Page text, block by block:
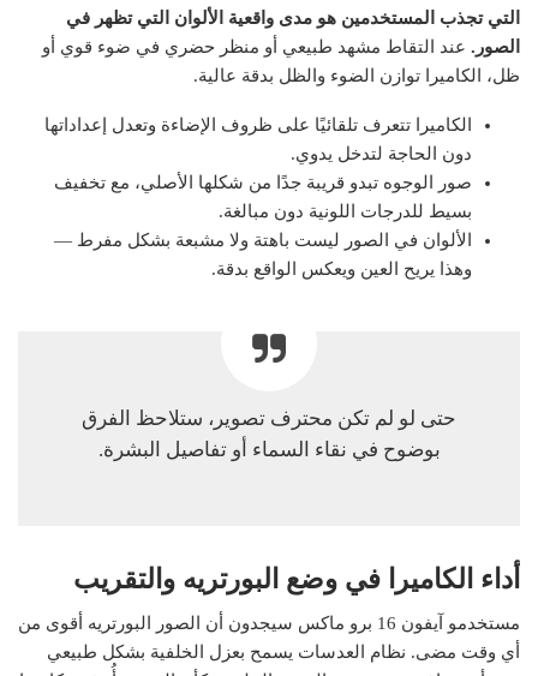
التي تجذب المستخدمين هو مدى واقعية الألوان التي تظهر في
الصور. عند التقاط مشهد طبيعي أو منظر حضري في ضوء قوي أو
ظل، الكاميرا توازن الضوء والظل بدقة عالية.
الكاميرا تتعرف تلقائيًا على ظروف الإضاءة وتعدل إعداداتها
دون الحاجة لتدخل يدوي.
صور الوجوه تبدو قريبة جدًا من شكلها الأصلي، مع تخفيف
بسيط للدرجات اللونية دون مبالغة.
الألوان في الصور ليست باهتة ولا مشبعة بشكل مفرط —
وهذا يريح العين ويعكس الواقع بدقة.
حتى لو لم تكن محترف تصوير، ستلاحظ الفرق
بوضوح في نقاء السماء أو تفاصيل البشرة.
أداء الكاميرا في وضع البورتريه والتقريب
مستخدمو آيفون 16 برو ماكس سيجدون أن الصور البورتريه أقوى من
أي وقت مضى. نظام العدسات يسمح بعزل الخلفية بشكل طبيعي